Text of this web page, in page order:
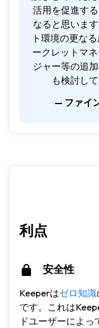
活用を促進す
なると思いま
ト環境の更な
ークレットマ
ジャー等の追
も検討し
— ファイ
利点
安全性
Keeperはゼロ知識
です。これは
ドユーザーによ